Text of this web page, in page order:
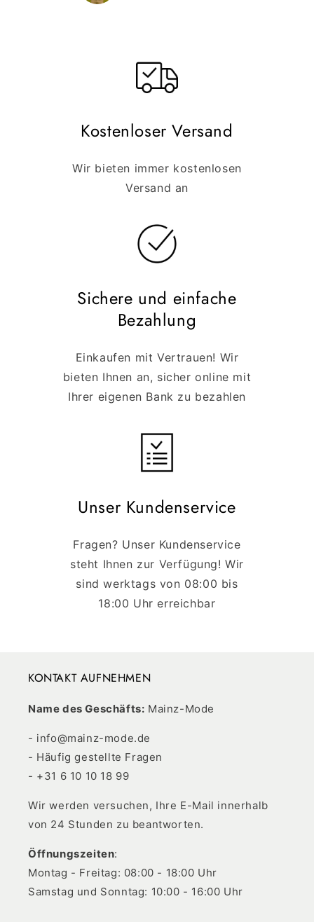
Kostenloser Versand
Wir bieten immer kostenlosen
Versand an
Sichere und einfache
Bezahlung
Einkaufen mit Vertrauen! Wir
bieten Ihnen an, sicher online mit
Ihrer eigenen Bank zu bezahlen
Unser Kundenservice
Fragen? Unser Kundenservice
steht Ihnen zur Verfügung! Wir
sind werktags von 08:00 bis
18:00 Uhr erreichbar
KONTAKT AUFNEHMEN
Name des Geschäfts: Mainz-Mode
- info@mainz-mode.de
- Häufig gestellte Fragen
- +31 6 10 10 18 99
Wir werden versuchen, Ihre E-Mail innerhalb
von 24 Stunden zu beantworten.
Öffnungszeiten:
Montag - Freitag: 08:00 - 18:00 Uhr
Samstag und Sonntag: 10:00 - 16:00 Uhr